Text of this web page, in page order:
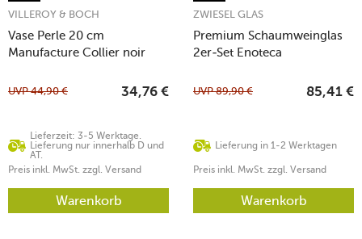
Vase Perle 20 cm
Manufacture Collier noir
VILLEROY & BOCH
Lieferzeit: 3-5 Werktage.
Lieferung nur innerhalb D und
AT.
UVP44,90 € 34,76 €
Preis inkl. MwSt. zzgl. Versand
Warenkorb
Premium Schaumweinglas
2er-Set Enoteca
ZWIESEL GLAS
Lieferung in 1-2 Werktagen
UVP89,90 € 85,41 €
Preis inkl. MwSt. zzgl. Versand
Warenkorb